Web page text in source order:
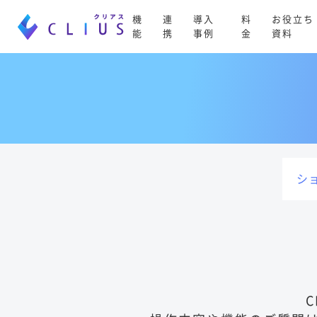
機
能
連
携
導入
事例
料
金
お役立ち
資料
シ